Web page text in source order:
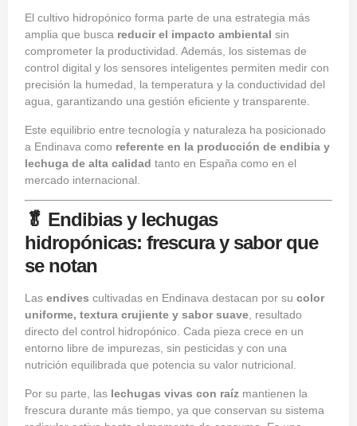
El cultivo hidropónico forma parte de una estrategia más
amplia que busca reducir el impacto ambiental sin
comprometer la productividad. Además, los sistemas de
control digital y los sensores inteligentes permiten medir con
precisión la humedad, la temperatura y la conductividad del
agua, garantizando una gestión eficiente y transparente.
Este equilibrio entre tecnología y naturaleza ha posicionado
a Endinava como referente en la producción de endibia y
lechuga de alta calidad tanto en España como en el
mercado internacional.
🥬 Endibias y lechugas
hidropónicas: frescura y sabor que
se notan
Las endives cultivadas en Endinava destacan por su color
uniforme, textura crujiente y sabor suave, resultado
directo del control hidropónico. Cada pieza crece en un
entorno libre de impurezas, sin pesticidas y con una
nutrición equilibrada que potencia su valor nutricional.
Por su parte, las lechugas vivas con raíz mantienen la
frescura durante más tiempo, ya que conservan su sistema